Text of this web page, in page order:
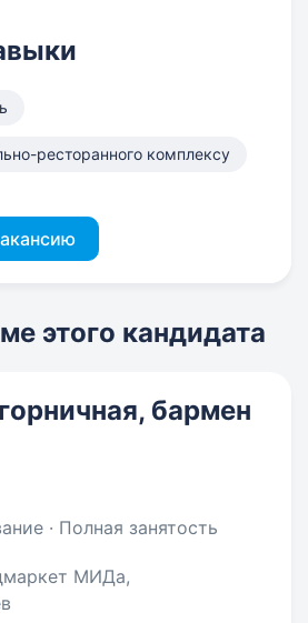
ресторанного комплексу
этого кандидата
бармен
· Полная занятость
МИДа,